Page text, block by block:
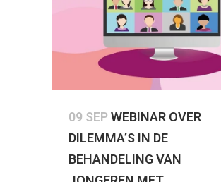
09 SEP WEBINAR OVER
DILEMMA’S IN DE
BEHANDELING VAN